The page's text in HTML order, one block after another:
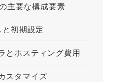
主要な構成要素
初期設定
とホスティング費用
スタマイズ